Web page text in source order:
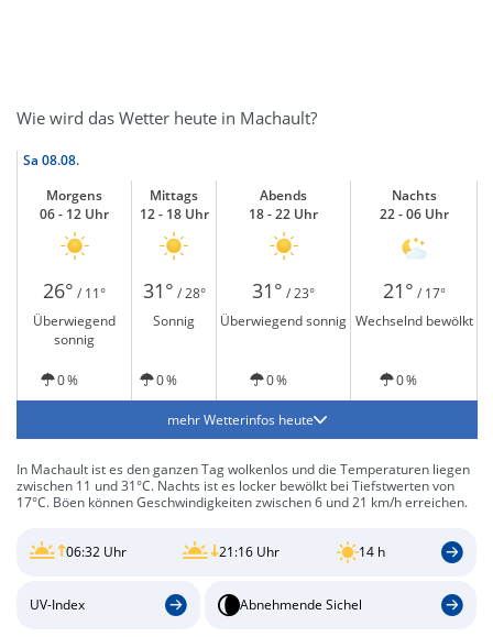
Wie wird das Wetter heute in Machault?
Sa 08.08.
Morgens
06 - 12 Uhr
Mittags
12 - 18 Uhr
Abends
18 - 22 Uhr
Nachts
22 - 06 Uhr
26° / 11° 31° / 28° 31° / 23° 21° / 17°
Überwiegend
sonnig
Sonnig Überwiegend sonnig Wechselnd bewölkt
0 % 0 % 0 % 0 %
mehr Wetterinfos heute
In Machault ist es den ganzen Tag wolkenlos und die Temperaturen liegen
zwischen 11 und 31°C. Nachts ist es locker bewölkt bei Tiefstwerten von
17°C. Böen können Geschwindigkeiten zwischen 6 und 21 km/h erreichen.
06:32 Uhr 21:16 Uhr 14 h
UV-Index Abnehmende Sichel